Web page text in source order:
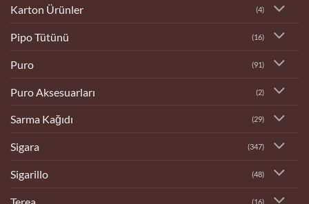
Karton Ürünler (4)
Pipo Tütünü (16)
Puro (91)
Puro Aksesuarları (2)
Sarma Kağıdı (29)
Sigara (347)
Sigarillo (48)
(16)